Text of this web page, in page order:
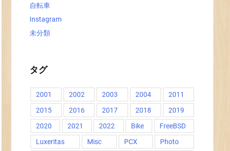
自転車
Instagram
未分類
タグ
2001 2002 2003 2004
2011
2015
2016 2017 2018
2019
2020
2021 2022 Bike
FreeBSD
Luxeritas
Misc PCX
Photo